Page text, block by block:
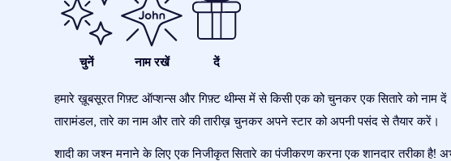
चुनें नाम रखें दें
हमारे ख़ूबसूरत गिफ़्ट ऑप्शन्स और गिफ़्ट थीम्स में से किसी एक को चुनकर एक सितारे को नाम
तारामंडल, तारे का नाम और तारे की तारीख़ चुनकर अपने स्टार को अपनी पसंद से तैयार करें।
शादी का जश्न मनाने के लिए एक निजीकृत सितारे का पंजीकरण करना एक शानदार तरीका है!